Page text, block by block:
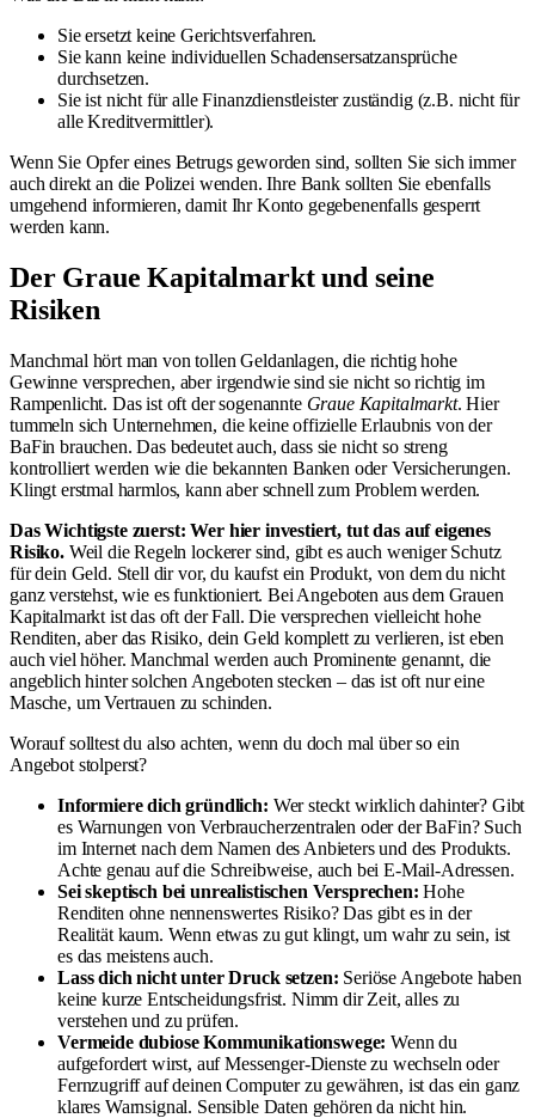
Sie ersetzt keine Gerichtsverfahren.
Sie kann keine individuellen Schadensersatzansprüche
durchsetzen.
Sie ist nicht für alle Finanzdienstleister zuständig (z.B. nicht für
alle Kreditvermittler).
Wenn Sie Opfer eines Betrugs geworden sind, sollten Sie sich immer
auch direkt an die Polizei wenden. Ihre Bank sollten Sie ebenfalls
umgehend informieren, damit Ihr Konto gegebenenfalls gesperrt
werden kann.
Der Graue Kapitalmarkt und seine
Risiken
Manchmal hört man von tollen Geldanlagen, die richtig hohe
Gewinne versprechen, aber irgendwie sind sie nicht so richtig im
Rampenlicht. Das ist oft der sogenannte Graue Kapitalmarkt. Hier
tummeln sich Unternehmen, die keine offizielle Erlaubnis von der
BaFin brauchen. Das bedeutet auch, dass sie nicht so streng
kontrolliert werden wie die bekannten Banken oder Versicherungen.
Klingt erstmal harmlos, kann aber schnell zum Problem werden.
Das Wichtigste zuerst: Wer hier investiert, tut das auf eigenes
Risiko.Weil die Regeln lockerer sind, gibt es auch weniger Schutz
für dein Geld. Stell dir vor, du kaufst ein Produkt, von dem du nicht
ganz verstehst, wie es funktioniert. Bei Angeboten aus dem Grauen
Kapitalmarkt ist das oft der Fall. Die versprechen vielleicht hohe
Renditen, aber das Risiko, dein Geld komplett zu verlieren, ist eben
auch viel höher. Manchmal werden auch Prominente genannt, die
angeblich hinter solchen Angeboten stecken – das ist oft nur eine
Masche, um Vertrauen zu schinden.
Worauf solltest du also achten, wenn du doch mal über so ein
Angebot stolperst?
Informiere dich gründlich: Wer steckt wirklich dahinter? Gibt
es Warnungen von Verbraucherzentralen oder der BaFin? Such
im Internet nach dem Namen des Anbieters und des Produkts.
Achte genau auf die Schreibweise, auch bei E-Mail-Adressen.
Sei skeptisch bei unrealistischen Versprechen: Hohe
Renditen ohne nennenswertes Risiko? Das gibt es in der
Realität kaum. Wenn etwas zu gut klingt, um wahr zu sein, ist
es das meistens auch.
Lass dich nicht unter Druck setzen: Seriöse Angebote haben
keine kurze Entscheidungsfrist. Nimm dir Zeit, alles zu
verstehen und zu prüfen.
Vermeide dubiose Kommunikationswege: Wenn du
aufgefordert wirst, auf Messenger-Dienste zu wechseln oder
Fernzugriff auf deinen Computer zu gewähren, ist das ein ganz
klares Warnsignal. Sensible Daten gehören da nicht hin.